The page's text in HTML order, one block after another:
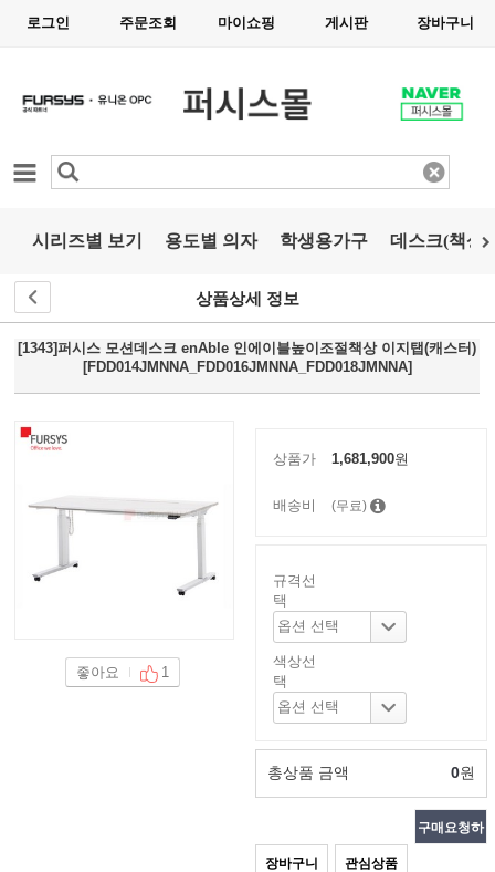
로그인 주문조회 마이쇼핑 게시판 장바구니
카테고리
시리즈별 보기 용도별 의자 학생용가구 데스크(책상)
상품상세 정보
[1343]퍼시스 모션데스크 enAble 인에이블높이조절책상 이지탭(캐스터)
[FDD014JMNNA_FDD016JMNNA_FDD018JMNNA]
좋아요 1
상품가 1,681,900원
배송비 (무료)
규격선
택
색상선
택
총상품 금액 0원
장바구니 관심상품
구매요청하